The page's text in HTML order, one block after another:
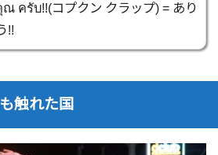
ครับ!!(コプクン クラップ) = あり
!!
触れた国